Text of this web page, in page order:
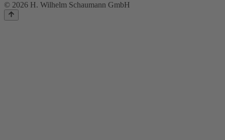
© 2026 H. Wilhelm Schaumann GmbH